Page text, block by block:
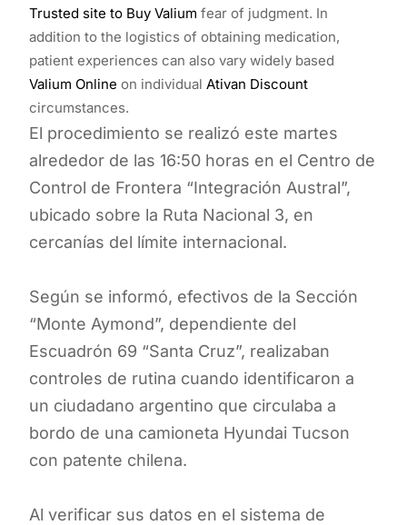
Trusted site to Buy Valium fear of judgment. In
addition to the logistics of obtaining medication,
patient experiences can also vary widely based
Valium Online on individual Ativan Discount
circumstances.
El procedimiento se realizó este martes
alrededor de las 16:50 horas en el Centro de
Control de Frontera “Integración Austral”,
ubicado sobre la Ruta Nacional 3, en
cercanías del límite internacional.
Según se informó, efectivos de la Sección
“Monte Aymond”, dependiente del
Escuadrón 69 “Santa Cruz”, realizaban
controles de rutina cuando identificaron a
un ciudadano argentino que circulaba a
bordo de una camioneta Hyundai Tucson
con patente chilena.
Al verificar sus datos en el sistema de